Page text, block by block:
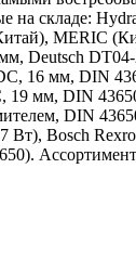
на складе:
MERIC
Deutsch
16 мм, DIN
мм, DIN
DIN
Bosch
Ассортимент